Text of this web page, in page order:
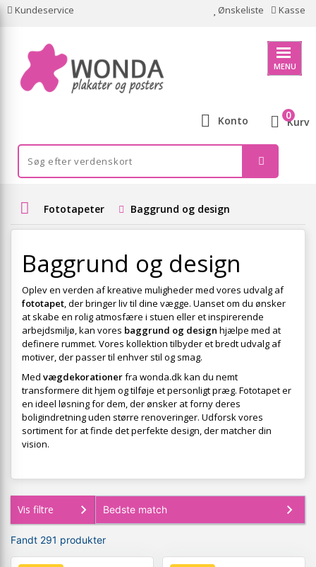
Kundeservice Ønskeliste Kasse
MENU
Konto Kurv
0
Fototapeter Baggrund og design
Baggrund og design
Oplev en verden af kreative muligheder med vores udvalg af
fototapet, der bringer liv til dine vægge. Uanset om du ønsker
at skabe en rolig atmosfære i stuen eller et inspirerende
arbejdsmiljø, kan vores baggrund og design hjælpe med at
definere rummet. Vores kollektion tilbyder et bredt udvalg af
motiver, der passer til enhver stil og smag.
Med vægdekorationerfra wonda.dk kan du nemt
transformere dit hjem og tilføje et personligt præg. Fototapet er
en ideel løsning for dem, der ønsker at forny deres
boligindretning uden større renoveringer. Udforsk vores
sortiment for at finde det perfekte design, der matcher din
vision.
Vis filtre
Fandt 291 produkter